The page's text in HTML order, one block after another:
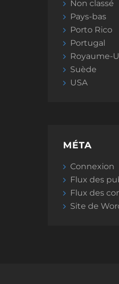
Non classé
Pays-bas
Porto Rico
Portugal
Royaume-
Suède
USA
MÉTA
Connexion
Flux des
Flux des
Site de